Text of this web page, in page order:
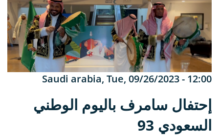
Saudi arabia, Tue, 09/26/2023 - 12:00
إحتفال سامرف باليوم الوطني
السعودي 93